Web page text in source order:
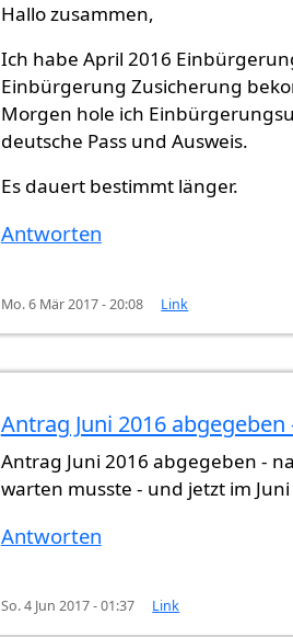
Hallo zusammen,
Ich habe April 2016
Einbürgerung Zusicherung
Morgen hole ich
deutsche Pass und Ausweis.
Es dauert bestimmt länger.
Antworten
Mo. 6 Mär 2017 - 20:08 Link
Antrag Juni 2016 abgegeben
Antrag Juni 2016 abgegeben -
warten musste - und jetzt im
Antworten
So. 4 Jun 2017 - 01:37 Link